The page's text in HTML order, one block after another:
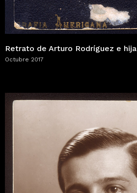
Retrato de Arturo Rodríguez e hija
Octubre 2017